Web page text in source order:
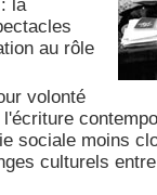
la
au rôle
volonté
sociale moins
culturels